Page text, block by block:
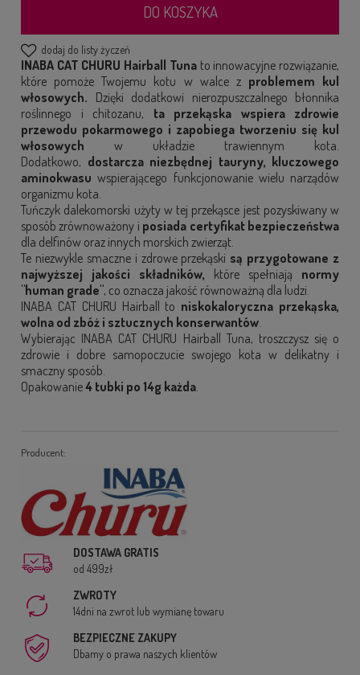
DO KOSZYKA
dodaj do listy życzeń
INABA CAT CHURU Hairball Tuna to innowacyjne rozwiązanie,
które pomoże Twojemu kotu w walce zproblemem kul
włosowych. Dzięki dodatkowi nierozpuszczalnego błonnika
roślinnego i chitozanu, ta przekąska wspiera zdrowie
przewodu pokarmowego i zapobiega tworzeniu się kul
włosowych w układzie trawiennym kota.
Dodatkowo, dostarcza niezbędnej tauryny, kluczowego
aminokwasu wspierającego funkcjonowanie wielu narządów
organizmu kota.
Tuńczyk dalekomorski użyty w tej przekąsce jest pozyskiwany w
sposób zrównoważony i posiada certyfikat bezpieczeństwa
dla delfinów oraz innych morskich zwierząt.
Te niezwykle smaczne i zdrowe przekąski są przygotowane z
najwyższej jakości składników, które spełniają normy
"human grade", co oznacza jakość równoważną dla ludzi.
INABA CAT CHURU Hairball to niskokaloryczna przekąska,
wolna od zbóż i sztucznych konserwantów
Wybierając INABA CAT CHURU Hairball Tuna, troszczysz się o
zdrowie i dobre samopoczucie swojego kota w delikatny i
smaczny sposób.
Opakowanie4 tubki po 14g każda
Producent:
DOSTAWA GRATIS
od 499zł
ZWROTY
14dni na zwrot lub wymianę towaru
BEZPIECZNE ZAKUPY
Dbamy o prawa naszych klientów